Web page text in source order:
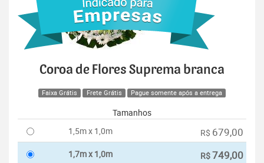
Coroa de Flores Suprema branca
Faixa Grátis Frete Grátis Pague somente após a entrega
Tamanhos
1,5m x 1,0m
R$ 679,00
1,7m x 1,0m R$749,00